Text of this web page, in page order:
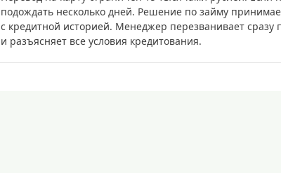
подождать несколько дней. Решение по займу
с кредитной историей. Менеджер перезванивает сразу
и разъясняет все условия кредитования.